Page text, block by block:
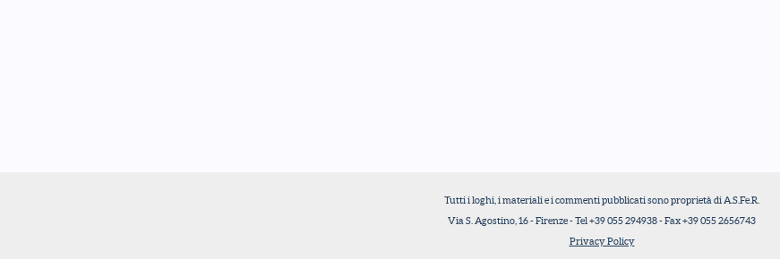
Tutti i loghi, i materiali e i commenti pubblicati sono proprietà di A.S.Fe.R.
Via S. Agostino, 16 - Firenze - Tel +39 055 294938 - Fax +39 055 2656743
Privacy Policy